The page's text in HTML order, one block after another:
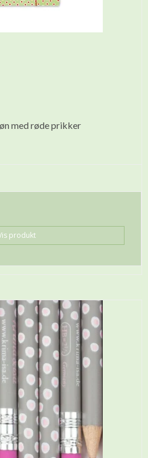
med røde prikker
produkt